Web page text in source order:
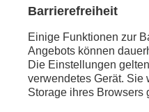
PHOENIX.online viele
Barrierefreiheit
Einige Funktionen zur
Angebots können
Die Einstellungen
verwendetes Gerät. Sie
Storage ihres Browsers